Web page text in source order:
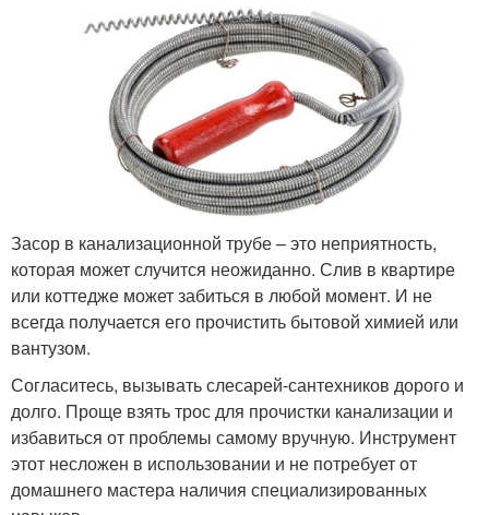
Засор в канализационной трубе – это неприятность,
которая может случится неожиданно. Слив в квартире
или коттедже может забиться в любой момент. И не
всегда получается его прочистить бытовой химией или
вантузом.
Согласитесь, вызывать слесарей-сантехников дорого и
долго. Проще взять трос для прочистки канализации и
избавиться от проблемы самому вручную. Инструмент
этот несложен в использовании и не потребует от
домашнего мастера наличия специализированных